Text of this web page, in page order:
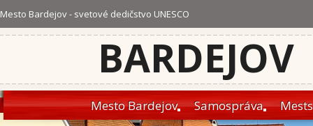
Mesto Bardejov - svetové dedičstvo UNESCO
BARDEJOV
Mesto Bardejov Samospráva